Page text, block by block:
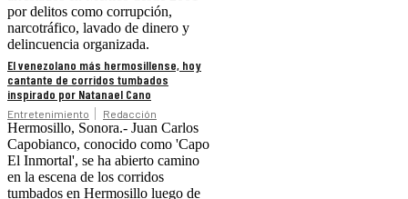
por delitos como corrupción,
narcotráfico, lavado de dinero y
delincuencia organizada.
El venezolano más hermosillense, hoy
cantante de corridos tumbados
inspirado por Natanael Cano
Entretenimiento Redacción
Hermosillo, Sonora.- Juan Carlos
Capobianco, conocido como 'Capo
El Inmortal', se ha abierto camino
en la escena de los corridos
tumbados en Hermosillo luego de